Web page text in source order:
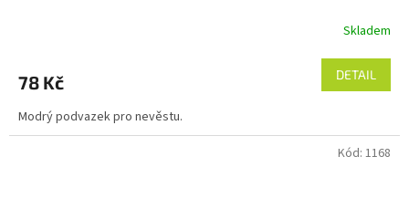
Skladem
78 Kč DETAIL
Modrý podvazek pro nevěstu.
Kód: 1168